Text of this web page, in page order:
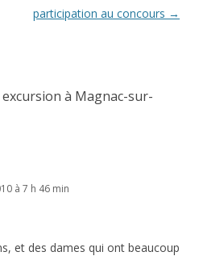
participation au concours →
à Magnac-sur-
à 7 h 46 min
et des dames qui ont beaucoup